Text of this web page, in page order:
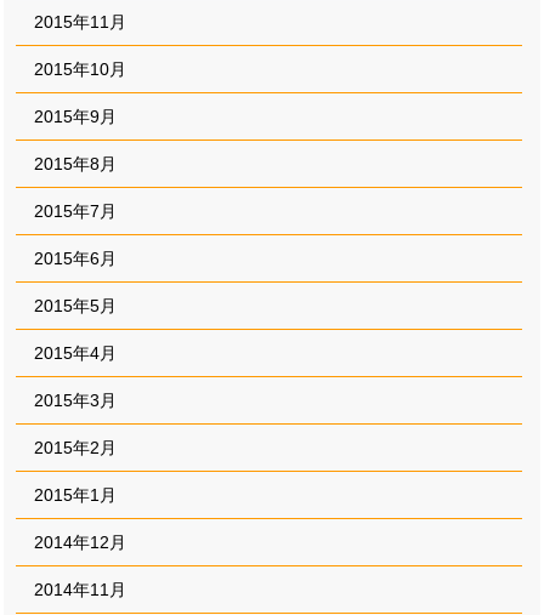
2015年11月
2015年10月
2015年9月
2015年8月
2015年7月
2015年6月
2015年5月
2015年4月
2015年3月
2015年2月
2015年1月
2014年12月
2014年11月